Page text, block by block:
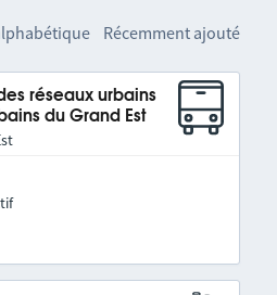
Récemment ajouté
réseaux urbains
du Grand Est